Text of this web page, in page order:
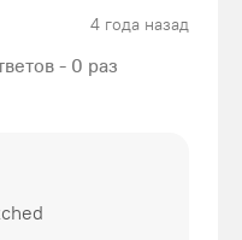
4 года назад
- 0 раз